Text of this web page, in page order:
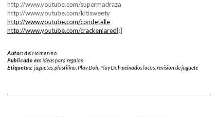
http://www.youtube.com/supermadraza
http://www.youtube.com/kitisweety
http://www.youtube.com/condetalle
http://www.youtube.com/crackenlared[:]
Autor:delriomerino
Publicado en:Ideas para regalos
Etiquetas: juguetes, plastilina Play Doh, Play Doh peinados locos, revision de juguete